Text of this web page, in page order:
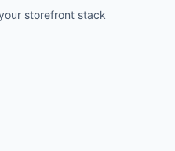
storefront stack